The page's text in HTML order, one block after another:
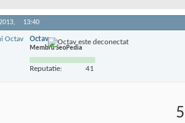
13:40
Octav
Membru SeoPedia
Reputatie: 41